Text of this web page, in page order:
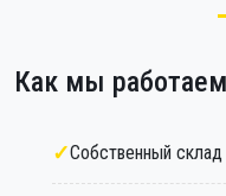
Как мы
Собственный